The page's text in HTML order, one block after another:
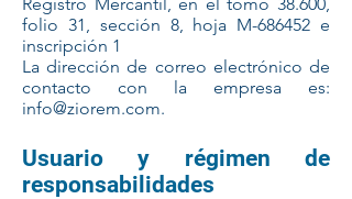
folio 31, sección 8, hoja M-686452 e
inscripción 1
La dirección de correo electrónico de
contacto con la empresa es:
info@ziorem.com.
Usuario y régimen de
responsabilidades